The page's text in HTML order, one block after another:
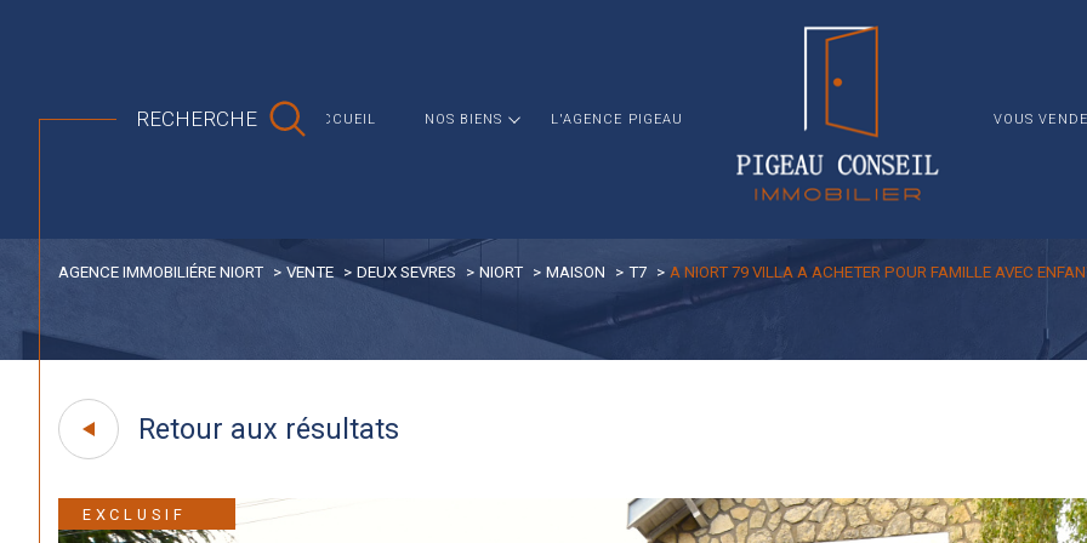
ACCUEIL NOS BIENS L'AGENCE PIGEAU VOUS
RECHERCHE
AGENCE IMMOBILIÉRE NIORT VENTE DEUX SEVRES NIORT MAISON T7 A NIORT 79 VILLA A ACHETER POUR FAMILLE AVEC
Retour aux résultats
EXCLUSIF